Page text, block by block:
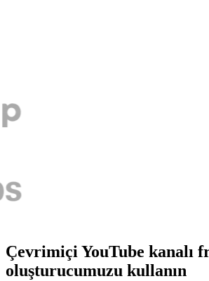
Çevrimiçi YouTube kanalı
oluşturucumuzu kullanın